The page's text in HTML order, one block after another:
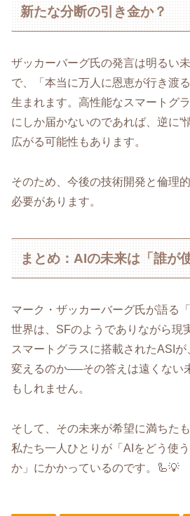
新たな分断の引き金か？
ザッカーバーグ氏の発言は明るい
で、「本当に万人に恩恵が行き渡
生まれます。高性能なスマートグ
にしか届かないのであれば、逆に“
広がる可能性もあります。
そのため、今後の技術開発と倫理
必要があります。
まとめ：AIの未来は「誰が
マーク・ザッカーバーグ氏が語る
世界は、SFのようでありながら現
スマートグラスに搭載されたASIが
変えるのか──その答えは遠くない
もしれません。
そして、その未来が希望に満ちた
私たち一人ひとりが「AIをどう使
か」にかかっているのです。🦾💡